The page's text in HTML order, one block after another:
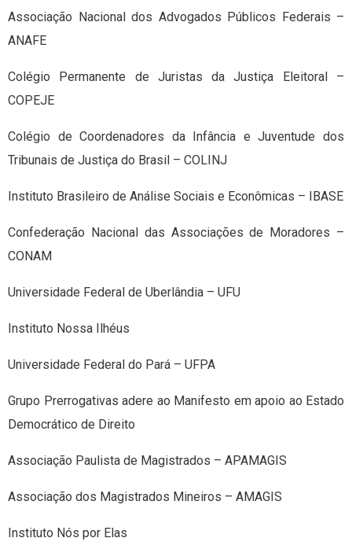
Associação Nacional dos Advogados Públicos Federais –
ANAFE
Colégio Permanente de Juristas da Justiça Eleitoral –
COPEJE
Colégio de Coordenadores da Infância e Juventude dos
Tribunais de Justiça do Brasil – COLINJ
Instituto Brasileiro de Análise Sociais e Econômicas – IBASE
Confederação Nacional das Associações de Moradores –
CONAM
Universidade Federal de Uberlândia – UFU
Instituto Nossa Ilhéus
Universidade Federal do Pará – UFPA
Grupo Prerrogativas adere ao Manifesto em apoio ao Estado
Democrático de Direito
Associação Paulista de Magistrados – APAMAGIS
Associação dos Magistrados Mineiros – AMAGIS
Instituto Nós por Elas